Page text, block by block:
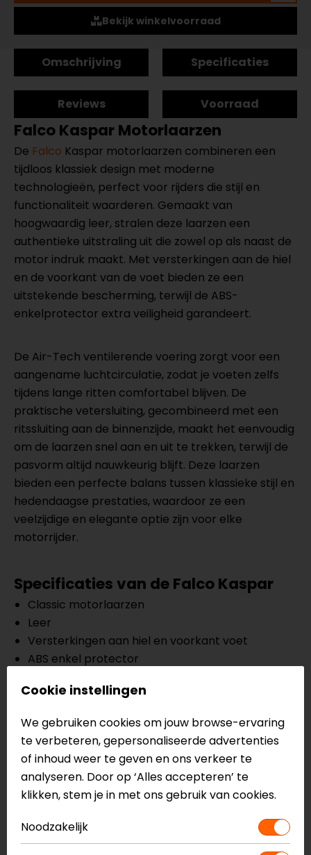
Bekijk winkelvoorraad
Omschrijving Specificaties
Reviews Voorraad
Falco Kaspar Motorlaarzen
De Falco Kaspar motorlaarzen combineren een
tijdloos klassiek design met moderne
technologieën, perfect voor rijders die stijl en
functionaliteit waarderen. Gemaakt van
hoogwaardig leer, stralen deze laarzen een
authentieke uitstraling uit die zowel op als naast de
motor indruk maakt. Met versterkingen aan de hiel
en de voorkant van de voet bieden ze een
uitstekende bescherming, terwijl de ABS-
enkelprotector extra veiligheid garandeert.
De Air-Tech ventilerende voering zorgt voor een
aangename luchtcirculatie, zodat je voeten zelfs
tijdens lange ritten comfortabel blijven. De
praktische vetersluiting, gecombineerd met een
ritssluiting aan de binnenzijde, maakt het eenvoudig
om de laarzen snel aan en uit te trekken, terwijl de
pasvorm altijd nauwkeurig blijft. Deze laarzen
bieden een perfecte balans tussen klassieke stijl en
hedendaagse prestaties, waardoor ze een
veelzijdige en elegante optie zijn voor elke
motorrijder.
Specificaties van de Falco Kaspar
Classic motorlaarzen
Leer
Versterkingen aan hiel en voorkant voet
ABS enkel protector
Vetersluiting met ritssluiting aan binnenzijde
Antislipzool
CE EN13634
Meer informatie nodig?
Neem dancontact
met ons op of kom langs in één
vanonze winkelsin Breda, Capelle aan den IJssel,
Cookie instellingen
We gebruiken cookies om jouw browse-ervaring
te verbeteren, gepersonaliseerde advertenties
of inhoud weer te geven en ons verkeer te
analyseren. Door op ‘Alles accepteren’ te
klikken, stem je in met ons gebruik van cookies.
Noodzakelijk